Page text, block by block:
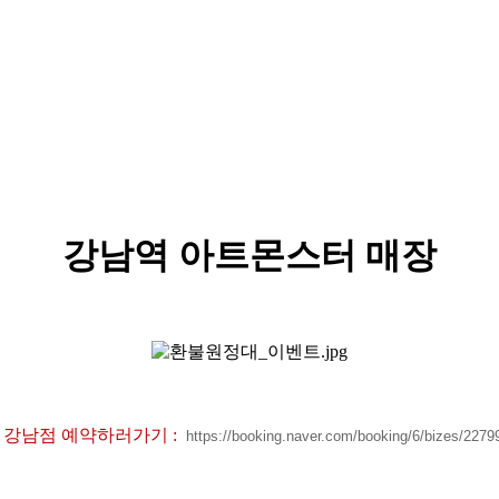
강남역 아트몬스터 매장
남점 예약하러가기 : https://booking.naver.com/booking/6/bizes/